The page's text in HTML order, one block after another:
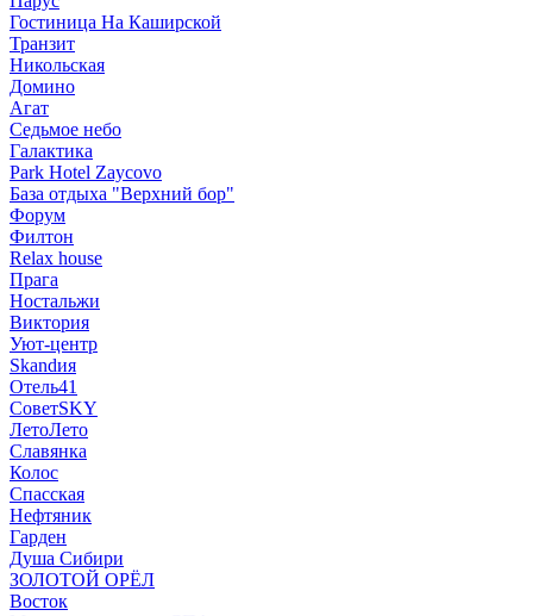
Гостиница На Каширской
Транзит
Никольская
Домино
Агат
Седьмое небо
Галактика
Park Hotel Zaycovo
База отдыха "Верхний бор"
Форум
Филтон
Relax house
Прага
Ностальжи
Виктория
Уют-центр
Skandия
Отель41
СоветSKY
ЛетоЛето
Славянка
Колос
Спасская
Нефтяник
Гарден
Душа Сибири
ЗОЛОТОЙ ОРЁЛ
Восток